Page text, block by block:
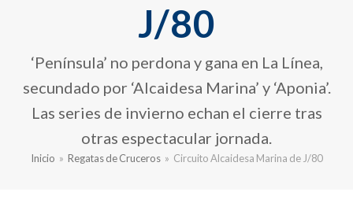
J/80
‘Península’ no perdona y gana en La Línea,
secundado por ‘Alcaidesa Marina’ y ‘Aponia’.
Las series de invierno echan el cierre tras
otras espectacular jornada.
Inicio » Regatas de Cruceros » Circuito Alcaidesa Marina de J/80